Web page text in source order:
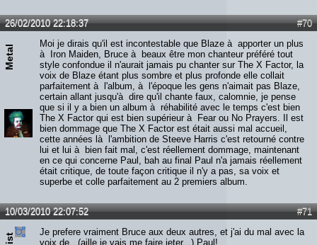
#70
26/02/2010 22:18:37
Metal
Moi je dirais qu'il est incontestable que Blaze à apporter un plus
à Iron Maiden, Bruce à beaux être mon chanteur préféré tout
style confondue il n'aurait jamais pu chanter sur The X Factor, la
voix de Blaze étant plus sombre et plus profonde elle collait
parfaitement à l'album, à l'époque les gens n'aimait pas Blaze,
certain allant jusqu'à dire qu'il chante faux, calomnie, je pense
que si il y a bien un album à réhabilité avec le temps c'est bien
The X Factor qui est bien supérieur à Fear ou No Prayers. Il est
bien dommage que The X Factor est était aussi mal accueil,
cette années là l'ambition de Steeve Harris c'est retourné contre
lui et lui à bien fait mal, c'est réellement dommage, maintenant
en ce qui concerne Paul, bah au final Paul n'a jamais réellement
était critique, de toute façon critique il n'y a pas, sa voix et
superbe et colle parfaitement au 2 premiers album.
#71
10/03/2010 22:07:52
Je prefere vraiment Bruce aux deux autres, et j'ai du mal avec la
voix de...(aille je vais me faire jeter...) Paul!